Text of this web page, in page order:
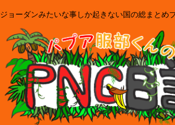
ジョーダンみたいな事しか起きない国の総まとめ